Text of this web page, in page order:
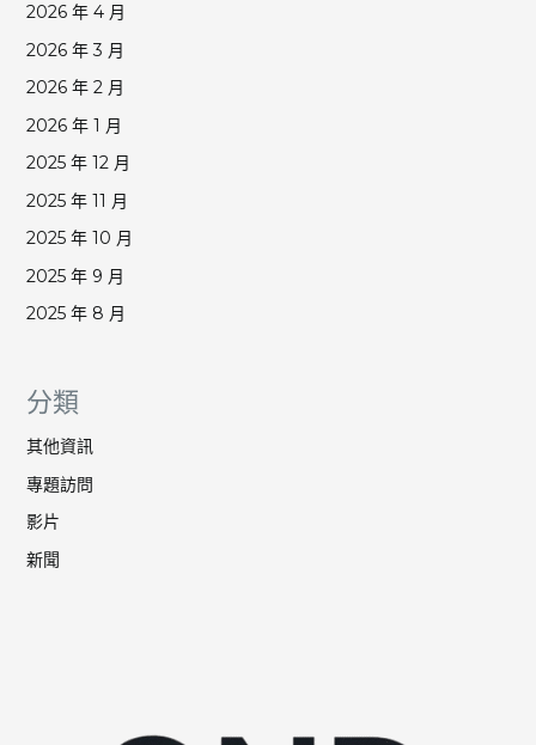
2026 年 4 月
2026 年 3 月
2026 年 2 月
2026 年 1 月
2025 年 12 月
2025 年 11 月
2025 年 10 月
2025 年 9 月
2025 年 8 月
分類
其他資訊
專題訪問
影片
新聞